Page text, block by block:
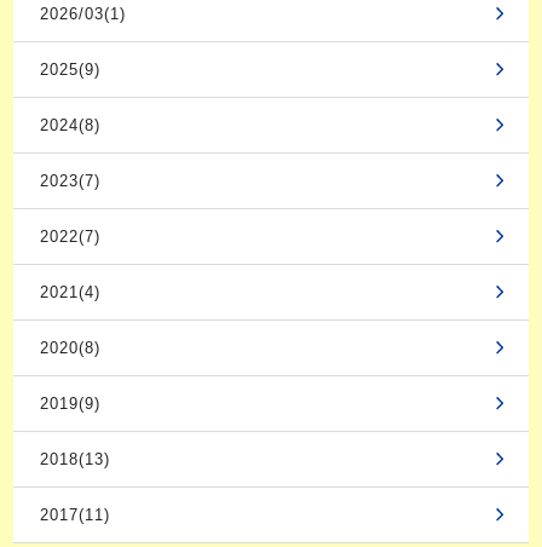
2026/03(1)
2025(9)
2024(8)
2023(7)
2022(7)
2021(4)
2020(8)
2019(9)
2018(13)
2017(11)